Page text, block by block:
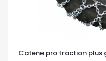
Catene pro traction plus